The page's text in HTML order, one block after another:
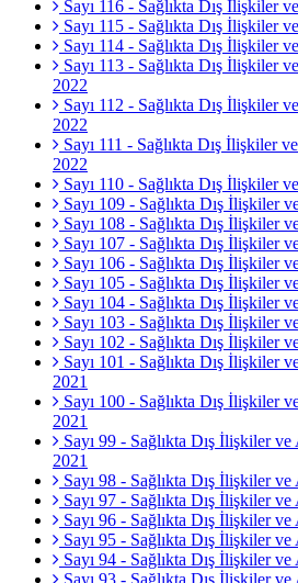
Sayı 116 - Sağlıkta Dış İlişkiler
Sayı 115 - Sağlıkta Dış İlişkiler
Sayı 114 - Sağlıkta Dış İlişkiler
Sayı 113 - Sağlıkta Dış İlişkiler
2022
Sayı 112 - Sağlıkta Dış İlişkiler
2022
Sayı 111 - Sağlıkta Dış İlişkiler
2022
Sayı 110 - Sağlıkta Dış İlişkiler
Sayı 109 - Sağlıkta Dış İlişkiler
Sayı 108 - Sağlıkta Dış İlişkiler
Sayı 107 - Sağlıkta Dış İlişkiler
Sayı 106 - Sağlıkta Dış İlişkiler
Sayı 105 - Sağlıkta Dış İlişkiler
Sayı 104 - Sağlıkta Dış İlişkiler
Sayı 103 - Sağlıkta Dış İlişkiler
Sayı 102 - Sağlıkta Dış İlişkiler
Sayı 101 - Sağlıkta Dış İlişkiler
2021
Sayı 100 - Sağlıkta Dış İlişkiler
2021
Sayı 99 - Sağlıkta Dış İlişkiler
2021
Sayı 98 - Sağlıkta Dış İlişkiler
Sayı 97 - Sağlıkta Dış İlişkiler
Sayı 96 - Sağlıkta Dış İlişkiler
Sayı 95 - Sağlıkta Dış İlişkiler
Sayı 94 - Sağlıkta Dış İlişkiler
Sayı 93 - Sağlıkta Dış İlişkiler